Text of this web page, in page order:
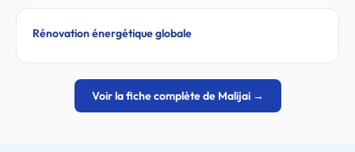
Rénovation énergétique globale
Voir la fiche complète de Malijai →